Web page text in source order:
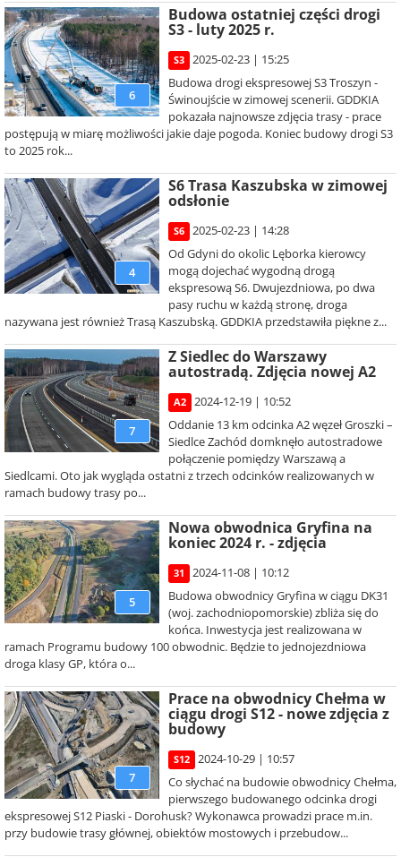
6
Budowa ostatniej części drogi
S3 - luty 2025 r.
S3
2025-02-23 | 15:25
Budowa drogi ekspresowej S3 Troszyn -
Świnoujście w zimowej scenerii. GDDKIA
pokazała najnowsze zdjęcia trasy - prace
postępują w miarę możliwości jakie daje pogoda. Koniec budowy drogi S3
to 2025 rok...
4
S6 Trasa Kaszubska w zimowej
odsłonie
S6
2025-02-23 | 14:28
Od Gdyni do okolic Lęborka kierowcy
mogą dojechać wygodną drogą
ekspresową S6. Dwujezdniowa, po dwa
pasy ruchu w każdą stronę, droga
nazywana jest również Trasą Kaszubską. GDDKIA przedstawiła piękne z...
7
Z Siedlec do Warszawy
autostradą. Zdjęcia nowej A2
A2
2024-12-19 | 10:52
Oddanie 13 km odcinka A2 węzeł Groszki –
Siedlce Zachód domknęło autostradowe
połączenie pomiędzy Warszawą a
Siedlcami. Oto jak wygląda ostatni z trzech odcinków realizowanych w
ramach budowy trasy po...
5
Nowa obwodnica Gryfina na
koniec 2024 r. - zdjęcia
31
2024-11-08 | 10:12
Budowa obwodnicy Gryfina w ciągu DK31
(woj. zachodniopomorskie) zbliża się do
końca. Inwestycja jest realizowana w
ramach Programu budowy 100 obwodnic. Będzie to jednojezdniowa
droga klasy GP, która o...
7
Prace na obwodnicy Chełma w
ciągu drogi S12 - nowe zdjęcia z
budowy
S12
2024-10-29 | 10:57
Co słychać na budowie obwodnicy Chełma,
pierwszego budowanego odcinka drogi
ekspresowej S12 Piaski - Dorohusk? Wykonawca prowadzi prace m.in.
przy budowie trasy głównej, obiektów mostowych i przebudow...